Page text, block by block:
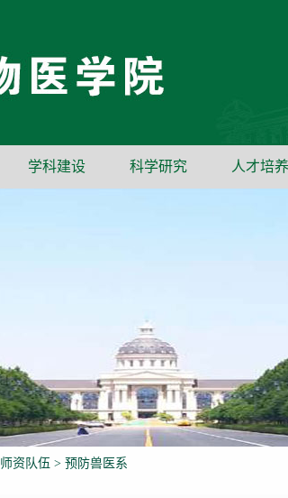
学科建设 科学研究 人才培养
师资队伍 > 预防兽医系